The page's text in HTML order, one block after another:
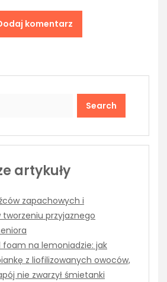
artykuły
zapachowych i
tworzeniu przyjaznego
foam na lemoniadzie: jak
z liofilizowanych owoców,
nie zwarzył śmietanki